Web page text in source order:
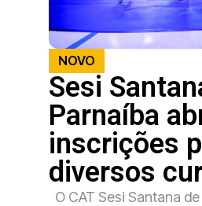
NOVO
Sesi
Parnaíba
inscrições
diversos
O CAT Sesi Santana